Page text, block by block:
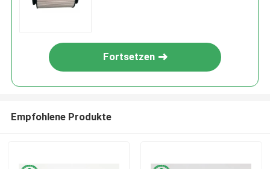
Fortsetzen
Empfohlene Produkte